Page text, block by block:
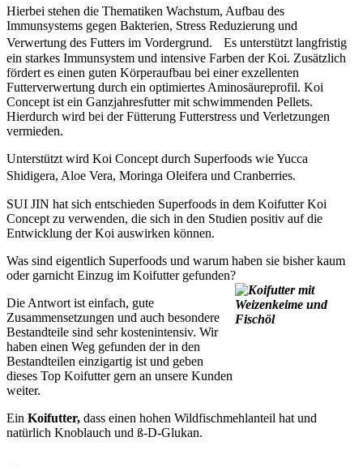
Hierbei stehen die Thematiken Wachstum, Aufbau des
Immunsystems gegen Bakterien, Stress Reduzierung und
Verwertung des Futters im Vordergrund. Es unterstützt langfristig
ein starkes Immunsystem und intensive Farben der Koi. Zusätzlich
fördert es einen guten Körperaufbau bei einer exzellenten
Futterverwertung durch ein optimiertes Aminosäureprofil. Koi
Concept ist ein Ganzjahresfutter mit schwimmenden Pellets.
Hierdurch wird bei der Fütterung Futterstress und Verletzungen
vermieden.
Unterstützt wird Koi Concept durch Superfoods wie Yucca
Shidigera, Aloe Vera, Moringa Oleifera und Cranberries.
SUI JIN hat sich entschieden Superfoods in dem Koifutter Koi
Concept zu verwenden, die sich in den Studien positiv auf die
Entwicklung der Koi auswirken können.
Was sind eigentlich Superfoods und warum haben sie bisher kaum
oder garnicht Einzug im Koifutter gefunden?
Die Antwort ist einfach, gute
Zusammensetzungen und auch besondere
Bestandteile sind sehr kostenintensiv. Wir
haben einen Weg gefunden der in den
Bestandteilen einzigartig ist und geben
dieses Top Koifutter gern an unsere Kunden
weiter.
Ein Koifutter, dass einen hohen Wildfischmehlanteil hat und
natürlich Knoblauch und ß-D-Glukan.